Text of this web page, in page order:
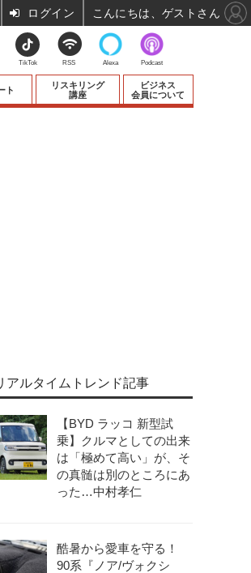
ト
リスキリング
講座
ビジネス
会員について
アルタイムトレンド記事
【BYD ラッコ 新型試
乗】クルマとしての出来
は「極めて高い」が、そ
の真髄は別のところにあ
った…中村孝仁
酷暑から愛車を守る！
90系『ノア/ヴォクシ
TikTok RSS Alexa Podcast
ログイン こんにちは、ゲストさん